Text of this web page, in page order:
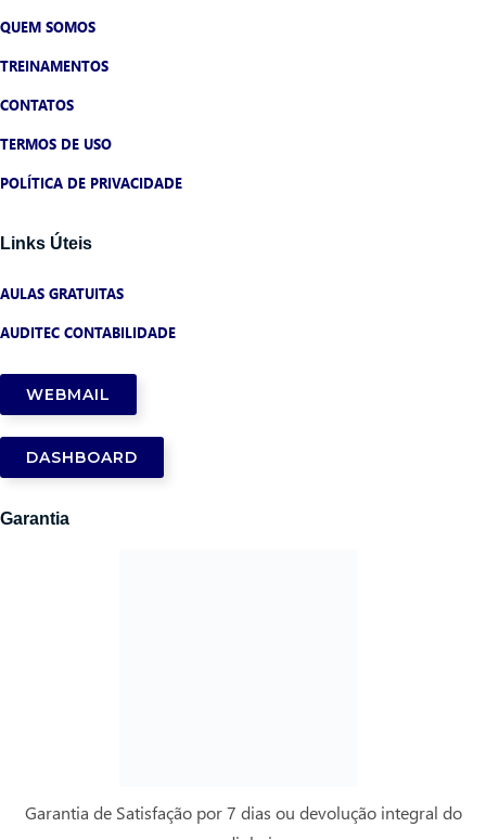
QUEM SOMOS
TREINAMENTOS
CONTATOS
TERMOS DE USO
POLÍTICA DE PRIVACIDADE
Links Úteis
AULAS GRATUITAS
AUDITEC CONTABILIDADE
WEBMAIL
DASHBOARD
Garantia
Garantia de Satisfação por 7 dias ou devolução integral do